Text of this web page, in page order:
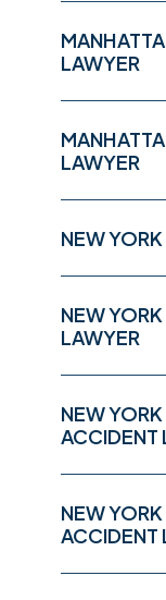
LAWYER
LAWYER
NEW
NEW
LAWYER
NEW
ACCIDENT
NEW
ACCIDENT